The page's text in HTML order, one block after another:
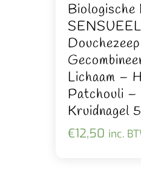
SENSUEEL
Lichaam –
Patchouli –
Kruidnagel
€12,50 inc.